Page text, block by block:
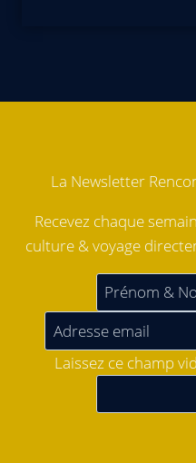
La Newsletter
Recevez chaque
culture & voyage
Laissez ce champ